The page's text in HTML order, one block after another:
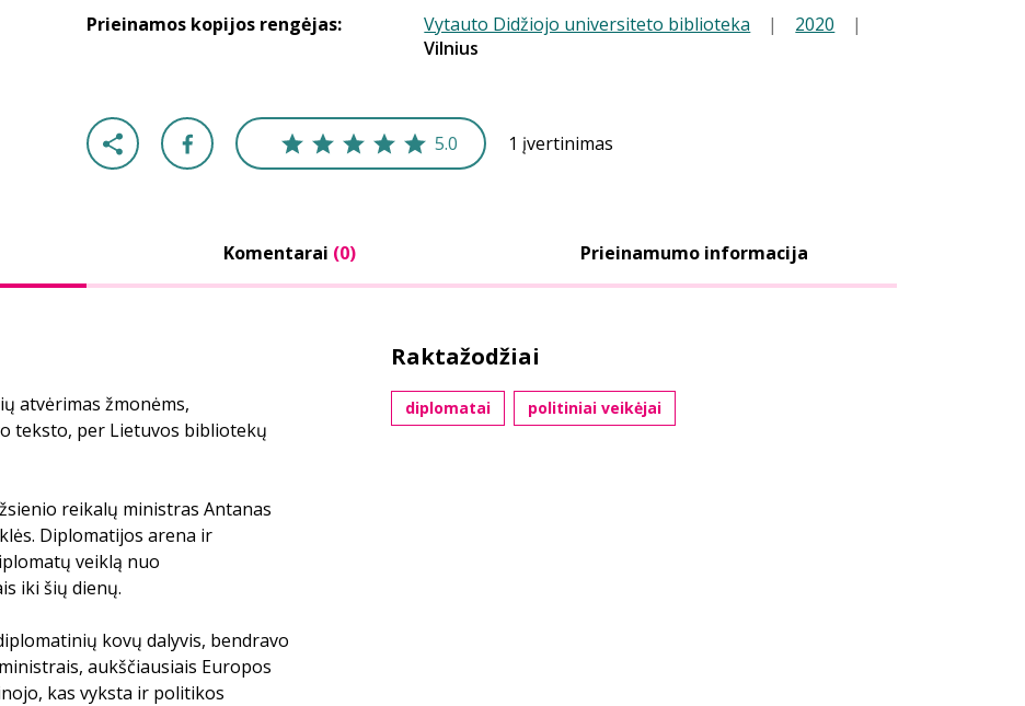
Prieinamos kopijos rengėjas:
Vytauto Didžiojo universiteto biblioteka | 2020
|
Vilnius
5.0 1 įvertinimas
Komentarai (0) Prieinamumo informacija
atvėrimas žmonėms,
teksto, per Lietuvos bibliotekų
reikalų ministras Antanas
Diplomatijos arena ir
veiklą nuo
iki šių dienų.
kovų dalyvis, bendravo
aukščiausiais Europos
kas vyksta ir politikos
Raktažodžiai
diplomatai politiniai veikėjai